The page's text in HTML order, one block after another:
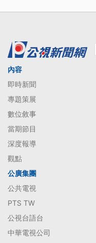
內容
即時新聞
專題策展
數位敘事
當期節目
深度報導
觀點
公廣集團
公共電視
PTS TW
公視台語台
中華電視公司